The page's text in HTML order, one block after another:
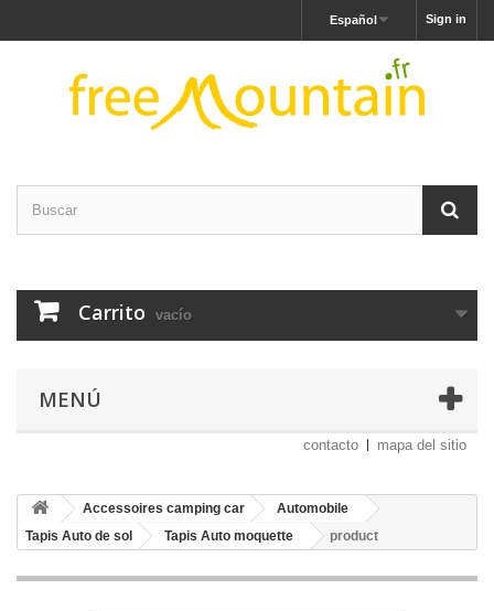
Sign in
Español
Carrito vacío
MENÚ
contacto mapa del sitio
Accessoires camping car
Automobile
Tapis Auto de sol
Tapis Auto moquette product